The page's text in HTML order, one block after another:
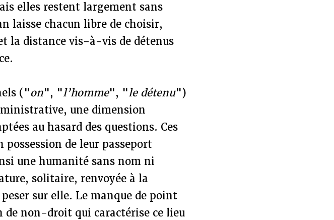
elles restent largement sans
laisse chacun libre de choisir,
la distance vis-à-vis de détenus
("on", "l’homme", "le détenu")
une dimension
au hasard des questions. Ces
de leur passeport
une humanité sans nom ni
solitaire, renvoyée à la
sur elle. Le manque de point
de non-droit qui caractérise ce lieu